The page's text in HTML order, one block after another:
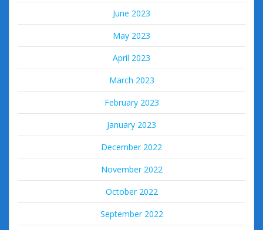
June 2023
May 2023
April 2023
March 2023
February 2023
January 2023
December 2022
November 2022
October 2022
September 2022